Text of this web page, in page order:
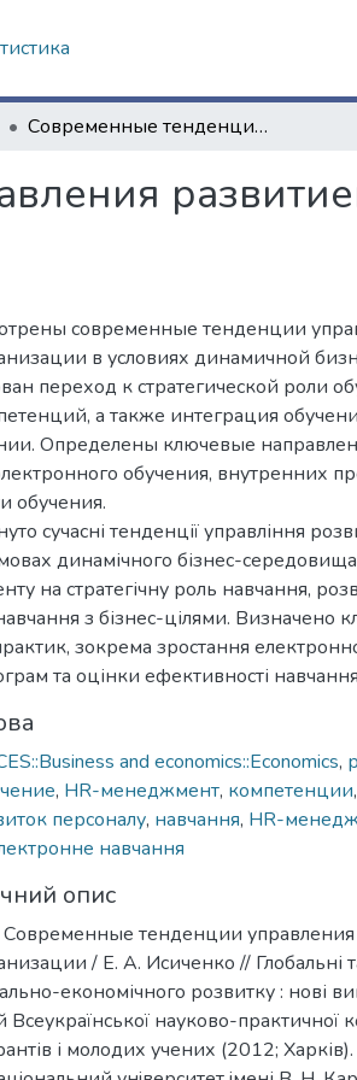
Современные тенденции управления развитием персонала организации
современные тенденции
в условиях динамичной
переход к стратегической роли
а также интеграция
Определены ключевые
обучения, внутренних
обучения.
сучасні тенденції управління
динамічного бізнес-
на стратегічну роль навчання,
з бізнес-цілями. Визначено
зокрема зростання
та оцінки ефективності
and economics::Economics,
, HR-менеджмент, компетенции,
персоналу, навчання, HR-
навчання
опис
тенденции
/ Е. А. Исиченко // Глобальні
економічного розвитку : нові
Всеукраїнської науково-практичної
і молодих учених (2012;